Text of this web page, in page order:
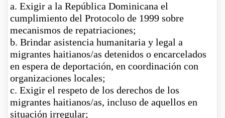
a. Exigir a la República Dominicana el
cumplimiento del Protocolo de 1999 sobre
mecanismos de repatriaciones;
b. Brindar asistencia humanitaria y legal a
migrantes haitianos/as detenidos o encarcelados
en espera de deportación, en coordinación con
organizaciones locales;
c. Exigir el respeto de los derechos de los
migrantes haitianos/as, incluso de aquellos en
situación irregular;